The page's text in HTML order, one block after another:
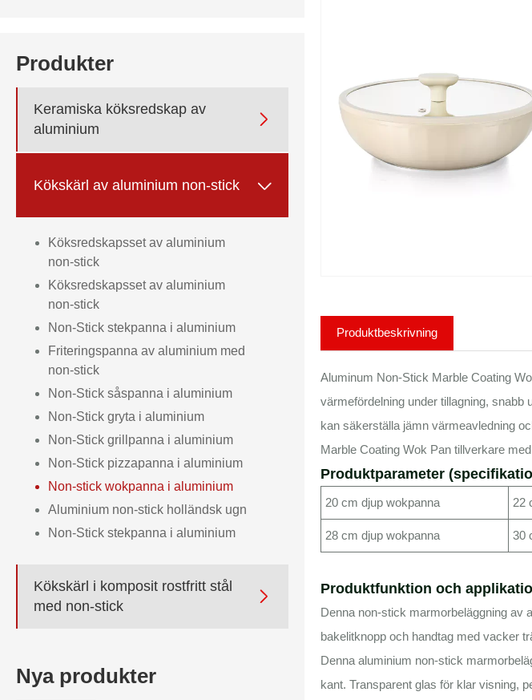
Produkter
Keramiska köksredskap av
aluminium

Kökskärl av aluminium non-stick 
Köksredskapsset av aluminium
non-stick
Köksredskapsset av aluminium
non-stick
Non-Stick stekpanna i aluminium
Friteringspanna av aluminium med
non-stick
Non-Stick såspanna i aluminium
Non-Stick gryta i aluminium
Non-Stick grillpanna i aluminium
Non-Stick pizzapanna i aluminium
Non-stick wokpanna i aluminium
Aluminium non-stick holländsk ugn
Non-Stick stekpanna i aluminium
Kökskärl i komposit rostfritt stål
med non-stick

Nya produkter
Produktbeskrivning
Aluminum Non-Stick Marble Coating
värmefördelning under tillagning,
kan säkerställa jämn värmeavledning
Marble Coating Wok Pan tillverkare
Produktparameter
20 cm djup wokpanna 22
28 cm djup wokpanna 30
Produktfunktion och
Denna non-stick marmorbeläggning
bakelitknopp och handtag med vacker
Denna aluminium non-stick
kant. Transparent glas för klar visning,